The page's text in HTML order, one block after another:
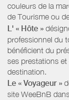
couleurs de la
de Tourisme ou
L' « Hôte »
professionnel du
bénéficient du
ses prestations
destination.
Le « Voyageur »
site WeeBnB